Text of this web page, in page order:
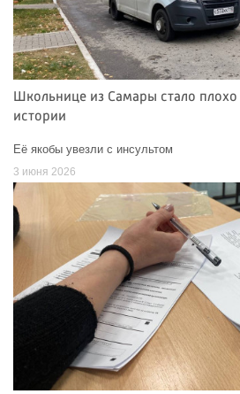
Школьнице из Самары стало плохо
истории
Её якобы увезли с инсультом
3 июня 2026